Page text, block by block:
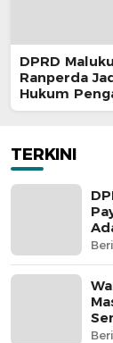
DPRD
Ranperda
Hukum
Masyarakat
TERKINI